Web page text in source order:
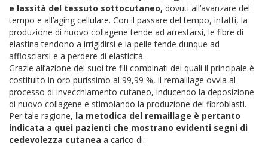
e lassità del tessuto sottocutaneo, dovuti all’avanzare del
tempo e all’aging cellulare. Con il passare del tempo, infatti, la
produzione di nuovo collagene tende ad arrestarsi, le fibre di
elastina tendono a irrigidirsi e la pelle tende dunque ad
afflosciarsi e a perdere di elasticità.
Grazie all’azione dei suoi tre fili combinati dei quali il principale è
costituito in oro purissimo al 99,99 %, il remaillage ovvia al
processo di invecchiamento cutaneo, inducendo la deposizione
di nuovo collagene e stimolando la produzione dei fibroblasti.
Per tale ragione, la metodica del remaillage è pertanto
indicata a quei pazienti che mostrano evidenti segni di
cedevolezza cutanea a carico di: